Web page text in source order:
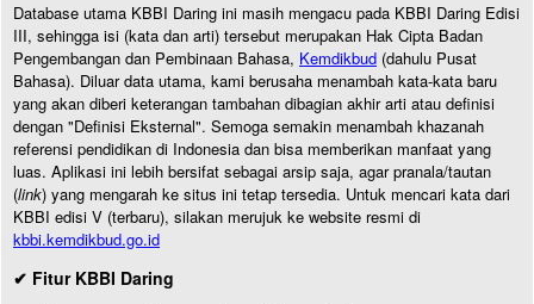
Database utama KBBI Daring ini masih mengacu pada KBBI Daring Edisi
III, sehingga isi (kata dan arti) tersebut merupakan Hak Cipta Badan
Pengembangan dan Pembinaan Bahasa, Kemdikbud (dahulu Pusat
Bahasa). Diluar data utama, kami berusaha menambah kata-kata baru
yang akan diberi keterangan tambahan dibagian akhir arti atau definisi
dengan "Definisi Eksternal". Semoga semakin menambah khazanah
referensi pendidikan di Indonesia dan bisa memberikan manfaat yang
luas. Aplikasi ini lebih bersifat sebagai arsip saja, agar pranala/tautan
(link) yang mengarah ke situs ini tetap tersedia. Untuk mencari kata dari
KBBI edisi V (terbaru), silakan merujuk ke website resmi di
kbbi.kemdikbud.go.id
✔ Fitur KBBI Daring